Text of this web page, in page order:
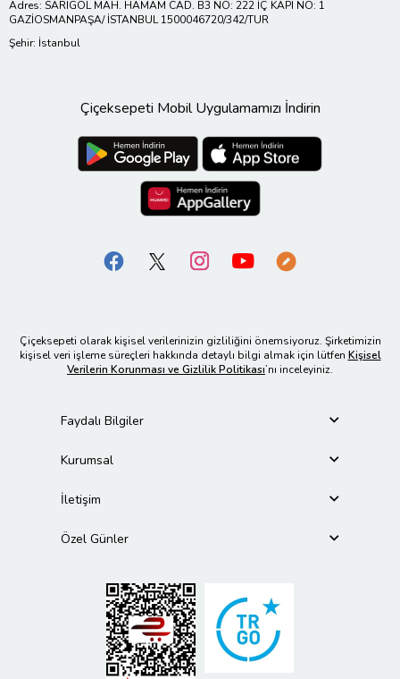
Adres: SARIGÖL MAH. HAMAM CAD. B3 NO: 222 İÇ KAPI NO: 1
GAZİOSMANPAŞA/ İSTANBUL 1500046720/342/TUR
Şehir: İstanbul
Çiçeksepeti Mobil Uygulamamızı İndirin
Çiçeksepeti olarak kişisel verilerinizin gizliliğini önemsiyoruz. Şirketimizin
kişisel veri işleme süreçleri hakkında detaylı bilgi almak için lütfen Kişisel
Verilerin Korunması ve Gizlilik Politikası’nı inceleyiniz.
Faydalı Bilgiler
Kurumsal
İletişim
Özel Günler